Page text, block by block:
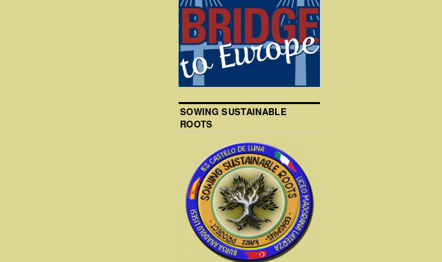
SOWING SUSTAINABLE
ROOTS